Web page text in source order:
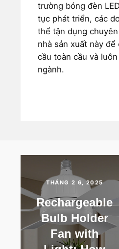
trường bóng đèn
tục phát triển, các
thể tận dụng
nhà sản xuất này để
cầu toàn cầu và
ngành.
THÁNG 2 6, 2025
Rechargeable
Bulb Holder
Fan with